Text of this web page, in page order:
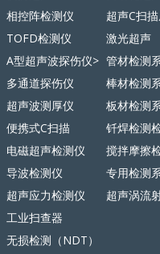
相控阵检测仪
TOFD检测仪
A型超声波探伤仪>
多通道探伤仪
超声波测厚仪
便携式C扫描
电磁超声检测仪
导波检测仪
超声应力检测仪
工业扫查器
无损检测（NDT）
超声C扫
激光超声
管材检测
棒材检测
板材检测
钎焊检测
搅拌摩擦
专用检测
超声涡流